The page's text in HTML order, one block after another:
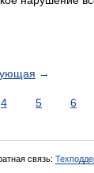
→
4 5 6
связь: